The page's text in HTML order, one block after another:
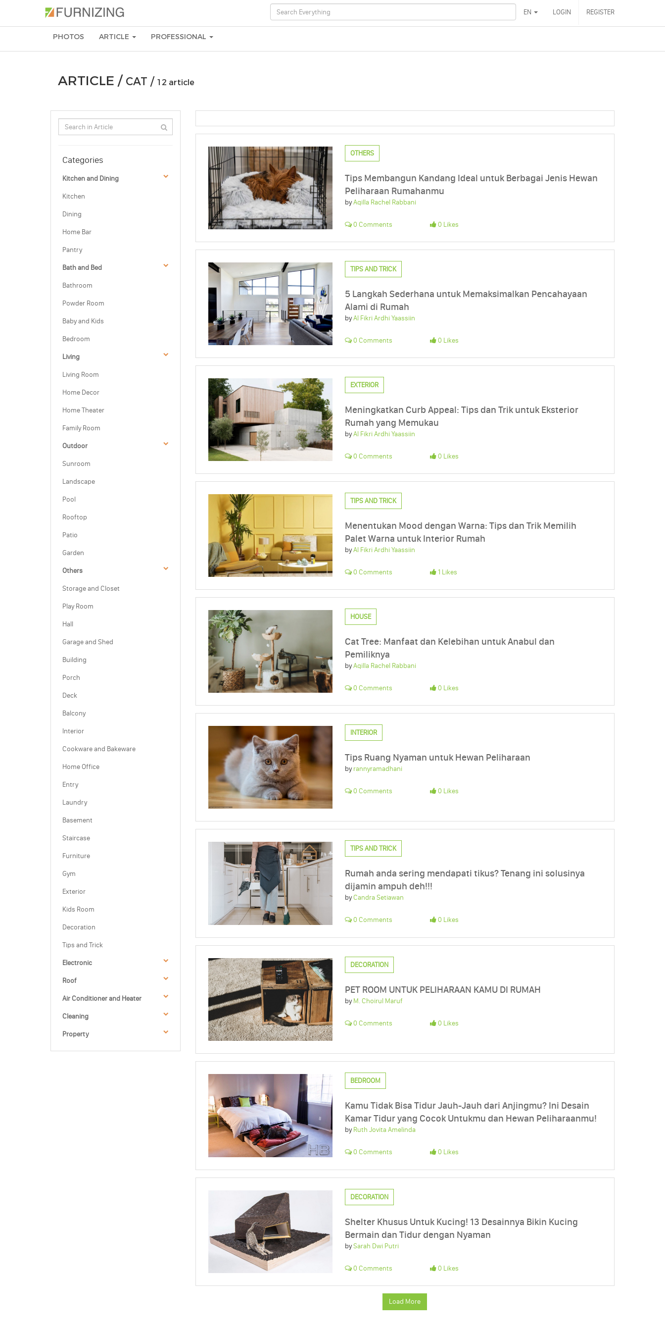
EN LOGIN REGISTER
PHOTOS ARTICLE PROFESSIONAL
ARTICLE / CAT / 12 article
Categories
Kitchen and Dining
Kitchen
Dining
Home Bar
Pantry
Bath and Bed
Bathroom
Powder Room
Baby and Kids
Bedroom
Living
Living Room
Home Decor
Home Theater
Family Room
Outdoor
Sunroom
Landscape
Pool
Rooftop
Patio
Garden
Others
Storage and Closet
Play Room
Hall
Garage and Shed
Building
Porch
Deck
Balcony
Interior
Cookware and Bakeware
Home Office
Entry
Laundry
Basement
Staircase
Furniture
Gym
Exterior
Kids Room
Decoration
Tips and Trick
Electronic
Roof
Air Conditioner and Heater
Cleaning
Property
OTHERS
Tips Membangun Kandang Ideal untuk Berbagai Jenis Hewan
Peliharaan Rumahanmu
byAqilla Rachel Rabbani
0 Comments 0 Likes
TIPS AND TRICK
5 Langkah Sederhana untuk Memaksimalkan Pencahayaan
Alami di Rumah
byAl Fikri Ardhi Yaassiin
0 Comments 0 Likes
EXTERIOR
Meningkatkan Curb Appeal: Tips dan Trik untuk Eksterior
Rumah yang Memukau
byAl Fikri Ardhi Yaassiin
0 Comments 0 Likes
TIPS AND TRICK
Menentukan Mood dengan Warna: Tips dan Trik Memilih
Palet Warna untuk Interior Rumah
byAl Fikri Ardhi Yaassiin
0 Comments 1 Likes
HOUSE
Cat Tree: Manfaat dan Kelebihan untuk Anabul dan
Pemiliknya
byAqilla Rachel Rabbani
0 Comments 0 Likes
INTERIOR
Tips Ruang Nyaman untuk Hewan Peliharaan
byrannyramadhani
0 Comments 0 Likes
TIPS AND TRICK
Rumah anda sering mendapati tikus? Tenang ini solusinya
dijamin ampuh deh!!!
byCandra Setiawan
0 Comments 0 Likes
DECORATION
PET ROOM UNTUK PELIHARAAN KAMU DI RUMAH
byM. Choirul Maruf
0 Comments 0 Likes
BEDROOM
Kamu Tidak Bisa Tidur Jauh-Jauh dari Anjingmu? Ini Desain
Kamar Tidur yang Cocok Untukmu dan Hewan Peliharaanmu!
byRuth Jovita Amelinda
0 Comments 0 Likes
DECORATION
Shelter Khusus Untuk Kucing! 13 Desainnya Bikin Kucing
Bermain dan Tidur dengan Nyaman
bySarah Dwi Putri
0 Comments 0 Likes
Load More